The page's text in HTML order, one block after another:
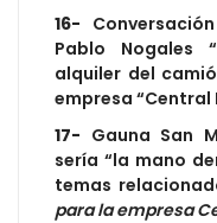
16-
Pablo Nogales
alquiler del
empresa “Central
17- Gauna San
sería “la mano
temas
para la empresa